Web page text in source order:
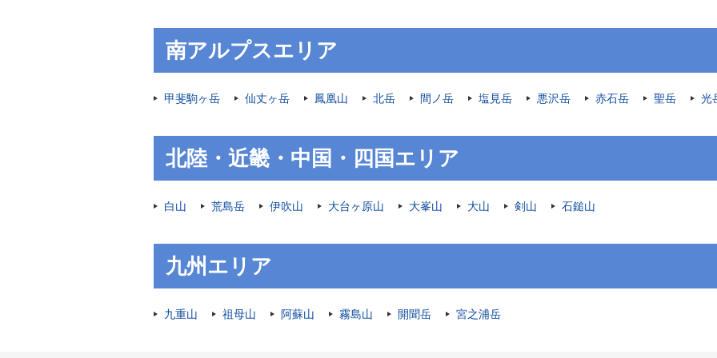
南アルプスエリア
甲斐駒ヶ岳 仙丈ヶ岳 鳳凰山 北岳 間ノ岳 塩見岳 悪沢岳 赤石岳 聖岳 光
北陸・近畿・中国・四国エリア
白山 荒島岳 伊吹山 大台ヶ原山 大峯山 大山 剣山 石鎚山
九州エリア
九重山 祖母山 阿蘇山 霧島山 開聞岳 宮之浦岳